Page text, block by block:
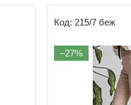
215/7 беж
–27%